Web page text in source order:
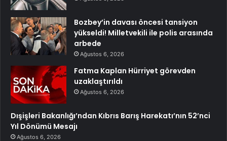
Bozbey’in davası öncesi tansiyon
yükseldi! Milletvekili ile polis arasında
arbede
Ağustos 6, 2026
Fatma Kaplan Hürriyet görevden
uzaklaştırıldı
Ağustos 6, 2026
Dışişleri Bakanlığı’ndan Kıbrıs Barış Harekatı’nın 52’nci
Yıl Dönümü Mesajı
Ağustos 6, 2026